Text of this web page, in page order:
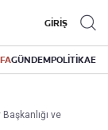
GİRİŞ
GÜNDEMPOLİTİKA
ve